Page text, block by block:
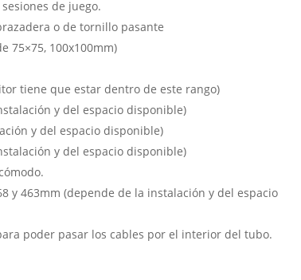
de juego.
o de tornillo pasante
75×75, 100x100mm)
tiene que estar dentro de este rango)
y del espacio disponible)
y del espacio disponible)
y del espacio disponible)
y 463mm (depende de la instalación y del espacio
poder pasar los cables por el interior del tubo.